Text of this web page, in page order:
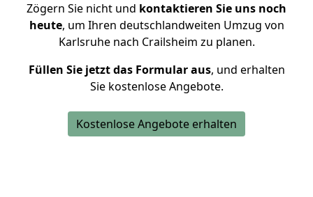
Zögern Sie nicht und kontaktieren Sie uns noch
heute, um Ihren deutschlandweiten Umzug von
Karlsruhe nach Crailsheim zu planen.
Füllen Sie jetzt das Formular aus, und erhalten
Sie kostenlose Angebote.
Kostenlose Angebote erhalten